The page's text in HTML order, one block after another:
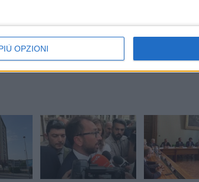
OPZIONI